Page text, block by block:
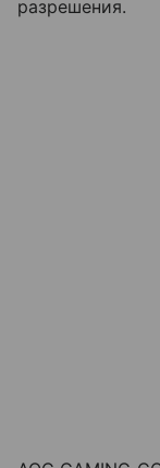
разрешения.